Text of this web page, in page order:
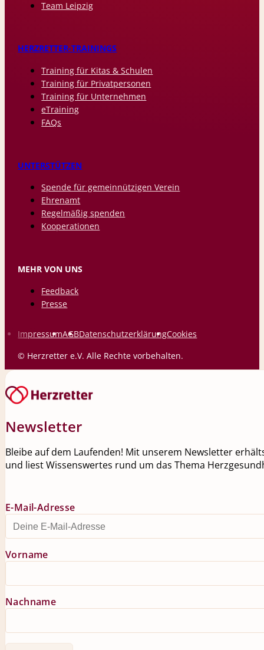
Team Leipzig
HERZRETTER-TRAININGS
Training für Kitas & Schulen
Training für Privatpersonen
Training für Unternehmen
eTraining
FAQs
UNTERSTÜTZEN
Spende für gemeinnützigen Verein
Ehrenamt
Regelmäßig spenden
Kooperationen
MEHR VON UNS
Feedback
Presse
ImpressumAGBDatenschutzerklärungCookies
© Herzretter e.V. Alle Rechte vorbehalten.
Newsletter
Bleibe auf dem Laufenden! Mit unserem Newsletter
und liest Wissenswertes rund um das Thema
E-Mail-Adresse
Vorname
Nachname